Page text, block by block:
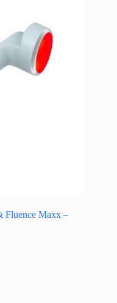
Fluence Maxx –